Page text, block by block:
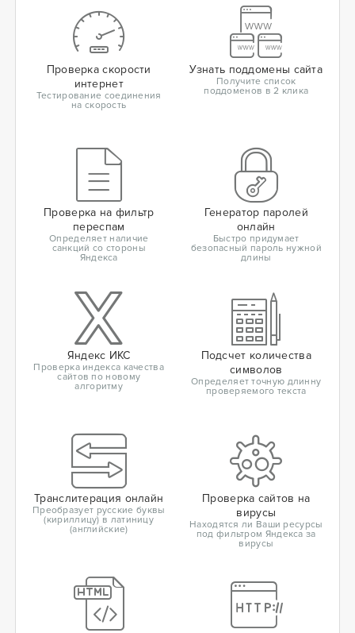
Проверка скорости
интернет
Тестирование соединения
на скорость
Узнать поддомены сайта
Получите список
поддоменов в 2 клика
Проверка на фильтр
переспам
Определяет наличие
санкций со стороны
Яндекса
Генератор паролей
онлайн
Быстро придумает
безопасный пароль нужной
длины
Яндекс ИКС
Проверка индекса качества
сайтов по новому
алгоритму
Подсчет количества
символов
Определяет точную длинну
проверяемого текста
Транслитерация онлайн
Преобразует русские буквы
(кириллицу) в латиницу
(английские)
Проверка сайтов на
вирусы
Находятся ли Ваши ресурсы
под фильтром Яндекса за
вирусы